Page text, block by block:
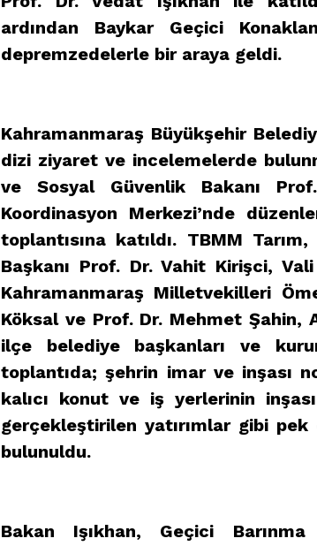
ardından Baykar Geçici
depremzedelerle bir araya geldi.
Kahramanmaraş Büyükşehir
dizi ziyaret ve incelemelerde
ve Sosyal Güvenlik Bakanı
Koordinasyon Merkezi’nde
toplantısına katıldı. TBMM
Başkanı Prof. Dr. Vahit Kirişci,
Kahramanmaraş Milletvekilleri
Köksal ve Prof. Dr. Mehmet Şahin,
ilçe belediye başkanları ve
toplantıda; şehrin imar ve inşası
kalıcı konut ve iş yerlerinin
gerçekleştirilen yatırımlar gibi
bulunuldu.
Bakan Işıkhan, Geçici